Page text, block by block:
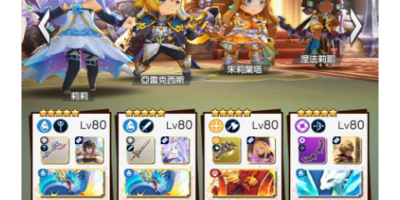
達
人
推
薦
戲
科
技
自
媒
體。